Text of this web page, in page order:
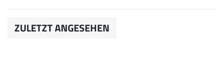
ZULETZT ANGESEHEN